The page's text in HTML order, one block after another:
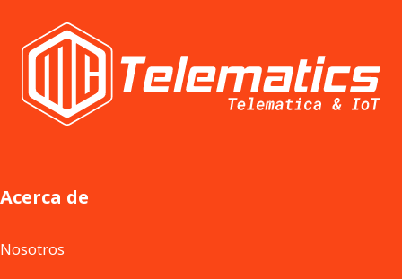
Acerca de
Nosotros